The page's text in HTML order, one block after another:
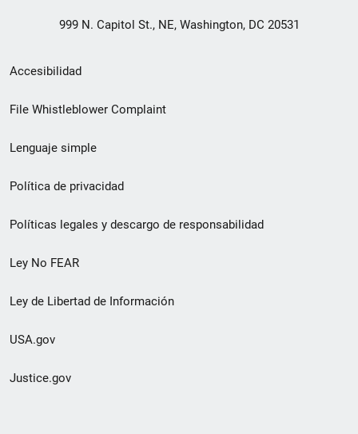
999 N. Capitol St., NE, Washington, DC 20531
Menú
de
de
pie
de
página
Accesibilidad
File Whistleblower Complaint
Lenguaje simple
Política de privacidad
Políticas legales y descargo de responsabilidad
Ley No FEAR
Ley de Libertad de Información
USA.gov
Justice.gov